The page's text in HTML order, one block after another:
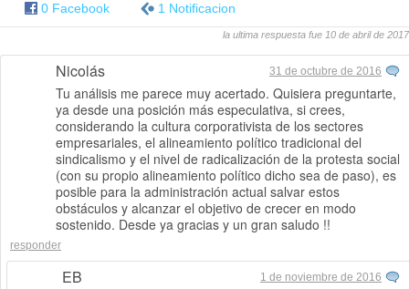
0 Facebook
1 Notificacion
la ultima respuesta fue 10 de abril de 2017
Nicolás 31 de octubre de 2016
Tu análisis me parece muy acertado. Quisiera preguntarte,
ya desde una posición más especulativa, si crees,
considerando la cultura corporativista de los sectores
empresariales, el alineamiento político tradicional del
sindicalismo y el nivel de radicalización de la protesta social
(con su propio alineamiento político dicho sea de paso), es
posible para la administración actual salvar estos
obstáculos y alcanzar el objetivo de crecer en modo
sostenido. Desde ya gracias y un gran saludo !!
responder
EB 1 de noviembre de 2016